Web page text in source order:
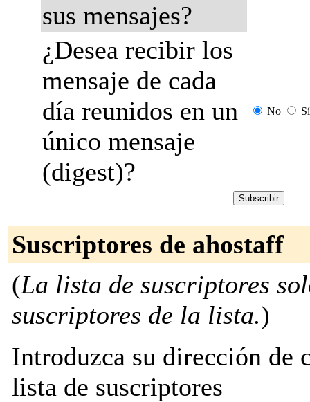
sus mensajes?
¿Desea recibir los
mensaje de cada
día reunidos en un
único mensaje
(digest)?
No Sí
Suscriptores de ahostaff
(La lista de suscriptores
suscriptores de la lista.)
Introduzca su dirección de
lista de suscriptores